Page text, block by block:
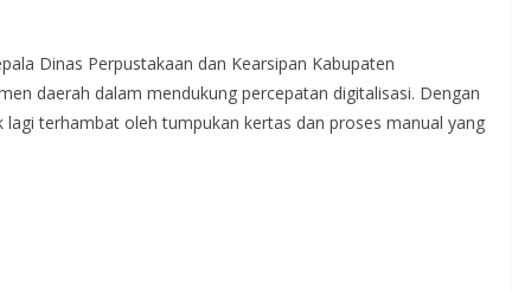
Dinas Perpustakaan dan Kearsipan Kabupaten
daerah dalam mendukung percepatan digitalisasi. Dengan
terhambat oleh tumpukan kertas dan proses manual yang